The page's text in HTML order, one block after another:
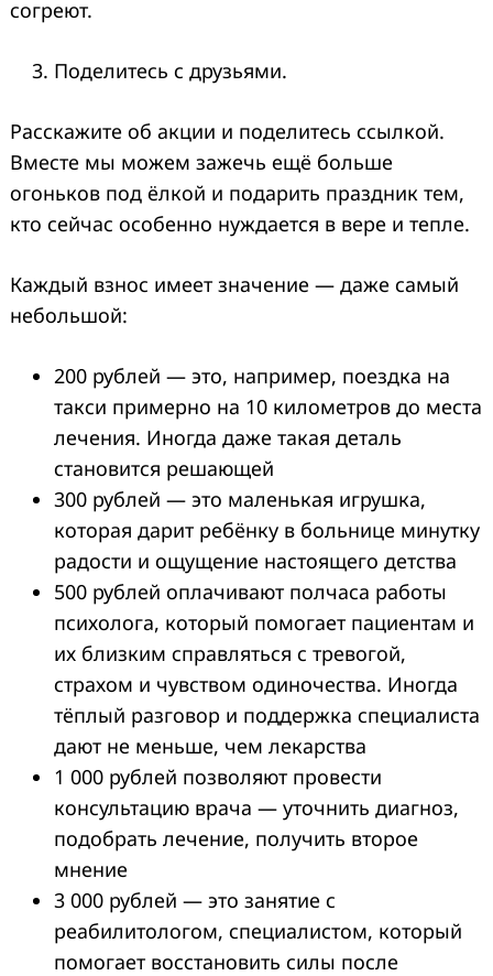
согреют.
Поделитесь с друзьями.
Расскажите об акции и поделитесь ссылкой.
Вместе мы можем зажечь ещё больше
огоньков под ёлкой и подарить праздник тем,
кто сейчас особенно нуждается в вере и тепле.
Каждый взнос имеет значение — даже самый
небольшой:
200 рублей — это, например, поездка на
такси примерно на 10 километров до места
лечения. Иногда даже такая деталь
становится решающей
300 рублей — это маленькая игрушка,
которая дарит ребёнку в больнице минутку
радости и ощущение настоящего детства
500 рублей оплачивают полчаса работы
психолога, который помогает пациентам и
их близким справляться с тревогой,
страхом и чувством одиночества. Иногда
тёплый разговор и поддержка специалиста
дают не меньше, чем лекарства
1 000 рублей позволяют провести
консультацию врача — уточнить диагноз,
подобрать лечение, получить второе
мнение
3 000 рублей — это занятие с
реабилитологом, специалистом, который
помогает восстановить силы после